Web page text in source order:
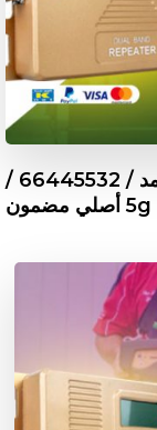
تركيب مقوي سيرفس مدينة جابر الاحمد / 66445532 /